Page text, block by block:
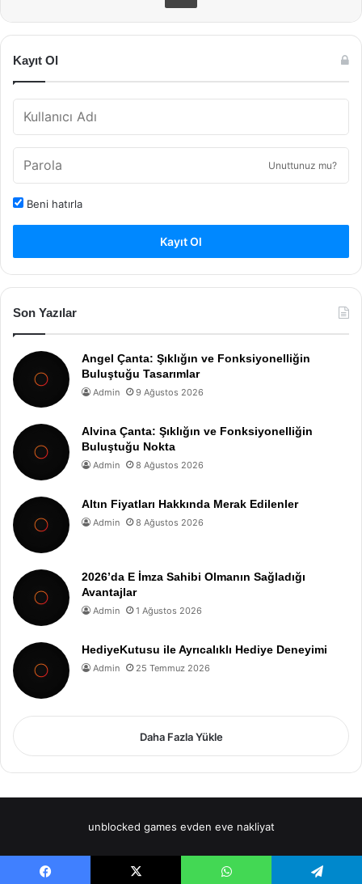
Kayıt Ol
Unuttunuz mu?
Beni hatırla
Kayıt Ol
Son Yazılar
Angel Çanta: Şıklığın ve Fonksiyonelliğin
Buluştuğu Tasarımlar
Admin 9 Ağustos 2026
Alvina Çanta: Şıklığın ve Fonksiyonelliğin
Buluştuğu Nokta
Admin 8 Ağustos 2026
Altın Fiyatları Hakkında Merak Edilenler
Admin 8 Ağustos 2026
2026’da E İmza Sahibi Olmanın Sağladığı
Avantajlar
Admin 1 Ağustos 2026
HediyeKutusu ile Ayrıcalıklı Hediye Deneyimi
Admin 25 Temmuz 2026
Daha Fazla Yükle
unblocked games evden eve nakliyat